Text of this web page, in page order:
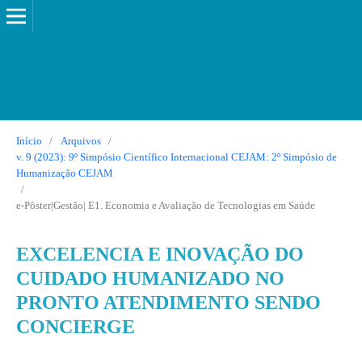
Início / Arquivos
/
v. 9 (2023): 9º Simpósio Científico Internacional CEJAM: 2º Simpósio de
Humanização CEJAM
/
e-Pôster|Gestão| E1. Economia e Avaliação de Tecnologias em Saúde
EXCELENCIA E INOVAÇÃO DO
CUIDADO HUMANIZADO NO
PRONTO ATENDIMENTO SENDO
CONCIERGE